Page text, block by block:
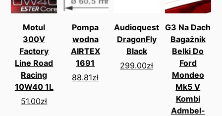
Motul
300V
Factory
Line Road
Racing
10W40 1L
51.00zł
Pompa
wodna
AIRTEX
1691
88.81zł
Audioquest
DragonFly
Black
299.00zł
G3 Na Dach
Bagażnik
Belki Do
Ford
Mondeo
Mk5 V
Kombi
Admbel-